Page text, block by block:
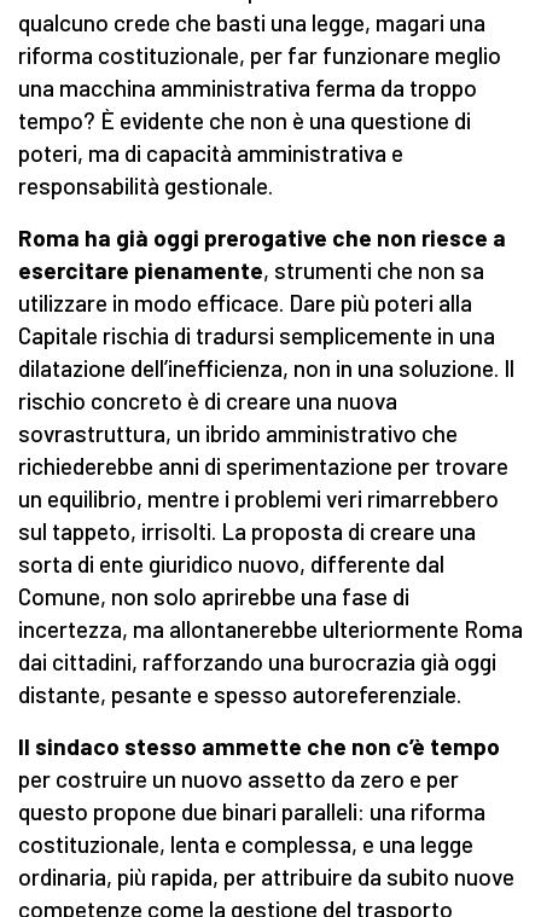
qualcuno crede che basti una legge, magari una
riforma costituzionale, per far funzionare meglio
una macchina amministrativa ferma da troppo
tempo? È evidente che non è una questione di
poteri, ma di capacità amministrativa e
responsabilità gestionale.
Roma ha già oggi prerogative che non riesce a
esercitare pienamente, strumenti che non sa
utilizzare in modo efficace. Dare più poteri alla
Capitale rischia di tradursi semplicemente in una
dilatazione dell’inefficienza, non in una soluzione. Il
rischio concreto è di creare una nuova
sovrastruttura, un ibrido amministrativo che
richiederebbe anni di sperimentazione per trovare
un equilibrio, mentre i problemi veri rimarrebbero
sul tappeto, irrisolti. La proposta di creare una
sorta di ente giuridico nuovo, differente dal
Comune, non solo aprirebbe una fase di
incertezza, ma allontanerebbe ulteriormente Roma
dai cittadini, rafforzando una burocrazia già oggi
distante, pesante e spesso autoreferenziale.
Il sindaco stesso ammette che non c’è tempo
per costruire un nuovo assetto da zero e per
questo propone due binari paralleli: una riforma
costituzionale, lenta e complessa, e una legge
ordinaria, più rapida, per attribuire da subito nuove
competenze come la gestione del trasporto